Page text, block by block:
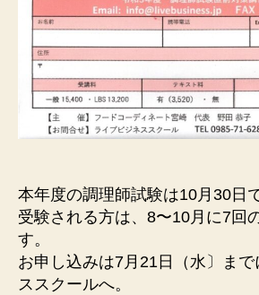
本年度の調理師試験は10月30日
受験される方は、8〜10月に7回
す。
お申し込みは7月21日（水〕ま
ススクールへ。